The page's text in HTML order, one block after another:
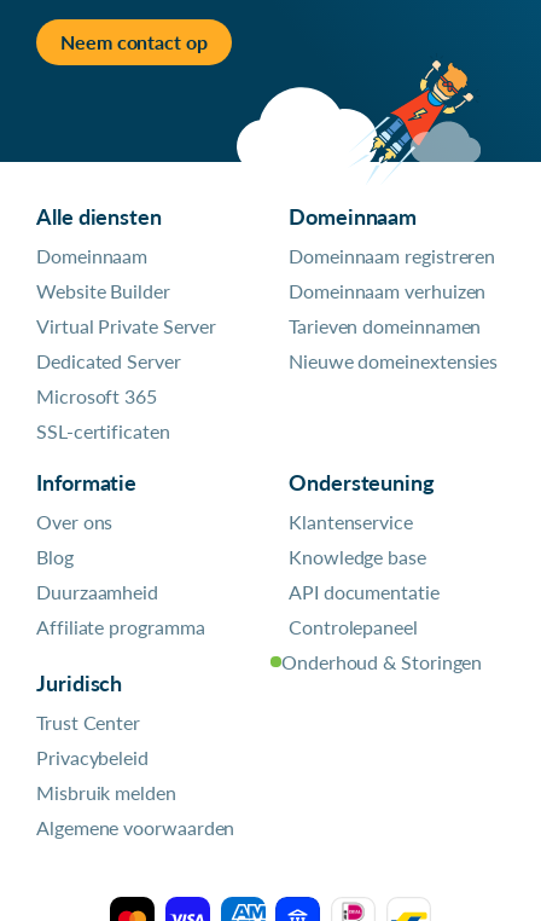
Neem contact op
Alle diensten
Domeinnaam
Website Builder
Virtual Private Server
Dedicated Server
Microsoft 365
SSL-certificaten
Domeinnaam
Domeinnaam registreren
Domeinnaam verhuizen
Tarieven domeinnamen
Nieuwe domeinextensies
Informatie
Over ons
Blog
Duurzaamheid
Affiliate programma
Juridisch
Trust Center
Privacybeleid
Misbruik melden
Algemene voorwaarden
Ondersteuning
Klantenservice
Knowledge base
API documentatie
Controlepaneel
Onderhoud & Storingen